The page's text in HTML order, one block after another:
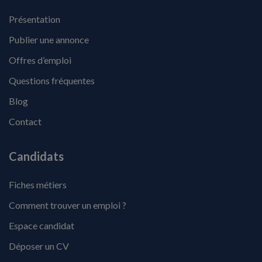
Présentation
Publier une annonce
Offres d’emploi
Questions fréquentes
Blog
Contact
Candidats
Fiches métiers
Comment trouver un emploi ?
Espace candidat
Déposer un CV